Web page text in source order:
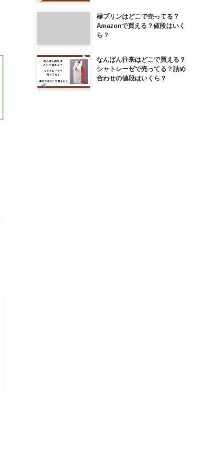
極プリンはどこで売ってる？
Amazonで買える？値段はいく
ら？
なんばん往来はどこで買える？
シャトレーゼで売ってる？詰め
合わせの値段はいくら？